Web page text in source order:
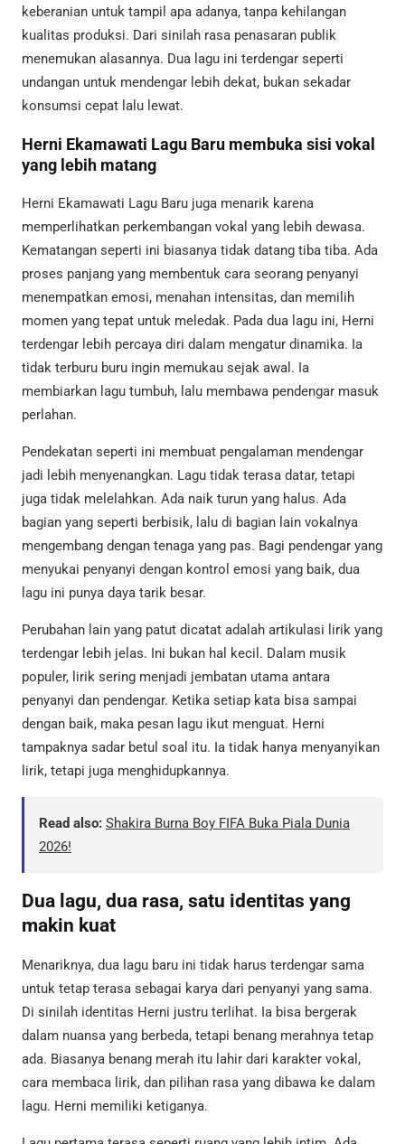
keberanian untuk tampil apa adanya, tanpa kehilangan
kualitas produksi. Dari sinilah rasa penasaran publik
menemukan alasannya. Dua lagu ini terdengar seperti
undangan untuk mendengar lebih dekat, bukan sekadar
konsumsi cepat lalu lewat.
Herni Ekamawati Lagu Baru membuka sisi vokal
yang lebih matang
Herni Ekamawati Lagu Baru juga menarik karena
memperlihatkan perkembangan vokal yang lebih dewasa.
Kematangan seperti ini biasanya tidak datang tiba tiba. Ada
proses panjang yang membentuk cara seorang penyanyi
menempatkan emosi, menahan intensitas, dan memilih
momen yang tepat untuk meledak. Pada dua lagu ini, Herni
terdengar lebih percaya diri dalam mengatur dinamika. Ia
tidak terburu buru ingin memukau sejak awal. Ia
membiarkan lagu tumbuh, lalu membawa pendengar masuk
perlahan.
Pendekatan seperti ini membuat pengalaman mendengar
jadi lebih menyenangkan. Lagu tidak terasa datar, tetapi
juga tidak melelahkan. Ada naik turun yang halus. Ada
bagian yang seperti berbisik, lalu di bagian lain vokalnya
mengembang dengan tenaga yang pas. Bagi pendengar yang
menyukai penyanyi dengan kontrol emosi yang baik, dua
lagu ini punya daya tarik besar.
Perubahan lain yang patut dicatat adalah artikulasi lirik yang
terdengar lebih jelas. Ini bukan hal kecil. Dalam musik
populer, lirik sering menjadi jembatan utama antara
penyanyi dan pendengar. Ketika setiap kata bisa sampai
dengan baik, maka pesan lagu ikut menguat. Herni
tampaknya sadar betul soal itu. Ia tidak hanya menyanyikan
lirik, tetapi juga menghidupkannya.
Read also: Shakira Burna Boy FIFA Buka Piala Dunia
2026!
Dua lagu, dua rasa, satu identitas yang
makin kuat
Menariknya, dua lagu baru ini tidak harus terdengar sama
untuk tetap terasa sebagai karya dari penyanyi yang sama.
Di sinilah identitas Herni justru terlihat. Ia bisa bergerak
dalam nuansa yang berbeda, tetapi benang merahnya tetap
ada. Biasanya benang merah itu lahir dari karakter vokal,
cara membaca lirik, dan pilihan rasa yang dibawa ke dalam
lagu. Herni memiliki ketiganya.